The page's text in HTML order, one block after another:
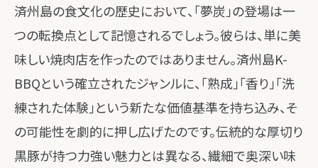
済州島の食文化の歴史において、「夢炭」の登場は一
つの転換点として記憶されるでしょう。彼らは、単に美
味しい焼肉店を作ったのではありません。済州島K-
BBQという確立されたジャンルに、「熟成」「香り」「洗
練された体験」という新たな価値基準を持ち込み、そ
の可能性を劇的に押し広げたのです。伝統的な厚切り
黒豚が持つ力強い魅力とは異なる、繊細で奥深い味